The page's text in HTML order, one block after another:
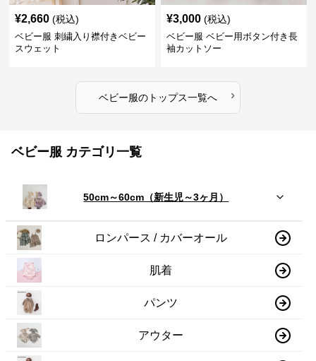
¥2,660 (税込)
ベビー服 刺繍入り襟付きベビー
スウェット
¥3,000 (税込)
ベビー服 ベビー用ボタン付き長
袖カットソー
ベビー服のトップス一覧へ ›
ベビー服 カテゴリ一覧
50cm～60cm（新生児～3ヶ月）
ロンパース / カバーオール
肌着
パンツ
アウター